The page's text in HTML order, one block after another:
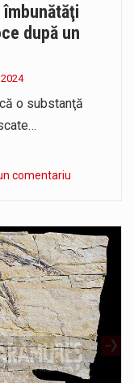
îmbunătăţi
după un
o substanţă
comentariu